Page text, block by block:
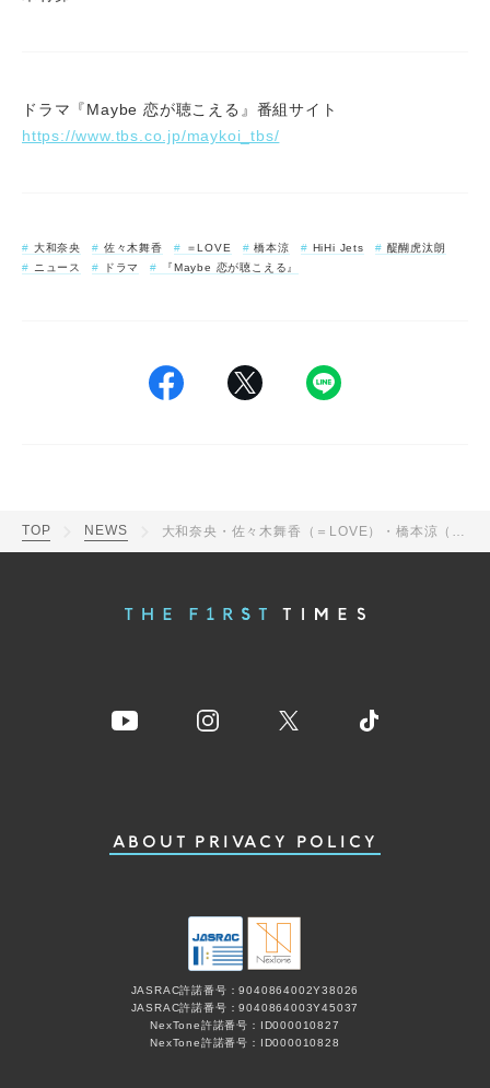
ドラマ『Maybe 恋が聴こえる』番組サイト
https://www.tbs.co.jp/maykoi_tbs/
大和奈央 佐々木舞香 ＝LOVE 橋本涼 HiHi Jets
醍醐虎汰朗
ニュース
ドラマ 『Maybe 恋が聴こえる』
TOP NEWS 大和奈央・佐々木舞香（＝LOVE）・橋本涼（HiHi Jets）・醍醐虎汰朗の4人がイコラブ「しゅきぴ」ダンスを披露
ABOUT PRIVACY POLICY
JASRAC許諾番号：9040864002Y38026
JASRAC許諾番号：9040864003Y45037
NexTone許諾番号：ID000010827
NexTone許諾番号：ID000010828